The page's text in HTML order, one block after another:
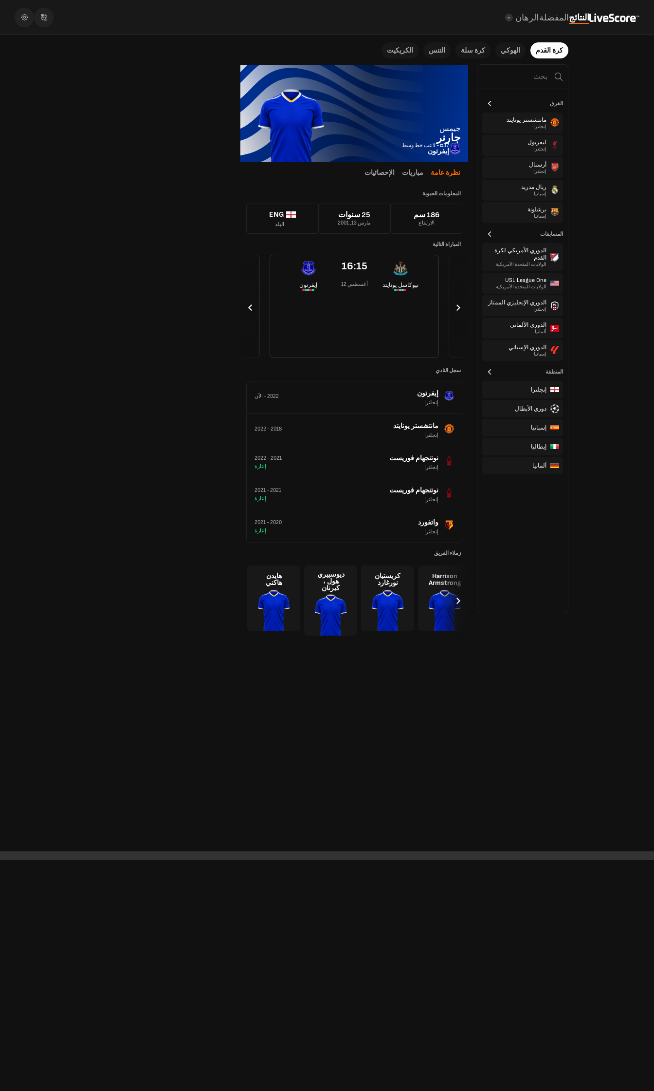
النتائجالمفضلةالرهان
كرة القدم الهوكي كرة سلة التنس الكريكيت
الفرق
مانتشستر يونايتد
إنجلترا
ليفربول
إنجلترا
أرسنال
إنجلترا
ريال مدريد
إسبانيا
برشلونة
إسبانيا
المسابقات
الدوري الأمريكي لكرة
القدم
الولايات المتحدة الأمريكية
USL League One
الولايات المتحدة الأمريكية
الدوري الإنجليزي الممتاز
إنجلترا
الدوري الألماني
ألمانيا
الدوري الإسباني
إسبانيا
المنطقة
إنجلترا
دوري الأبطال
إسبانيا
إيطاليا
ألمانيا
جيمس
جارنر
#37 - لاعب خط وسط
إيفرتون
نظرة عامة مباريات الإحصائيات
المعلومات الحيوية
186 سم
الارتفاع
25 سنوات
مارس 13, 2001
ENG
البلد
المباراة التالية
إيفرتون
16:15
12 أغسطس نيوكاسل يونايتد
سجل النادي
إيفرتون
إنجلترا
2022
- الآن
مانتشستر يونايتد
إنجلترا
2018
-
2022
نوتنجهام فوريست
إنجلترا
2021
-
2022
إعارة
نوتنجهام فوريست
إنجلترا
2021
-
2021
إعارة
واتفورد
إنجلترا
2020
-
2021
إعارة
زملاء الفريق
Harrison
Armstrong
كريستيان
نورغارد
ديوسبيري
هول ،
كيرنان
هايدن
هاكني